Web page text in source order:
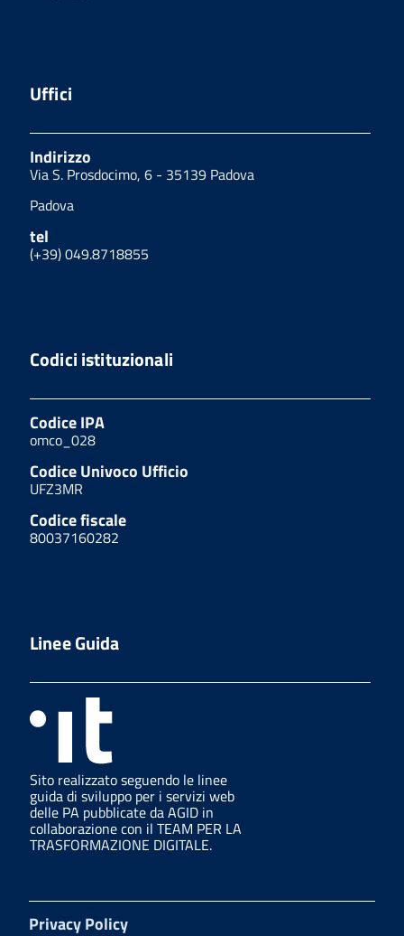
Uffici
Indirizzo
Via S. Prosdocimo, 6 - 35139 Padova
Padova
tel
(+39) 049.8718855
Codici istituzionali
Codice IPA
omco_028
Codice Univoco Ufficio
UFZ3MR
Codice fiscale
80037160282
Linee Guida
Sito realizzato seguendo le linee
guida di sviluppo per i servizi web
delle PA pubblicate da AGID in
collaborazione con il TEAM PER LA
TRASFORMAZIONE DIGITALE.
Privacy Policy